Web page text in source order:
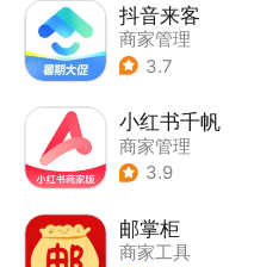
抖音来客
商家管理
3.7
小红书千帆
商家管理
3.9
邮掌柜
商家工具